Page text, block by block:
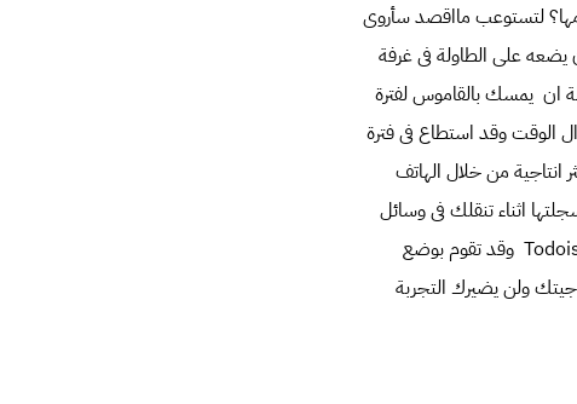
لتستوعب مااقصد سأروى
يضعه على الطاولة فى غرفة
ان يمسك بالقاموس لفترة
الوقت وقد استطاع فى فترة
من خلال الهاتف
اثناء تنقلك فى وسائل
وقد تقوم بوضع
ولن يضيرك التجربة